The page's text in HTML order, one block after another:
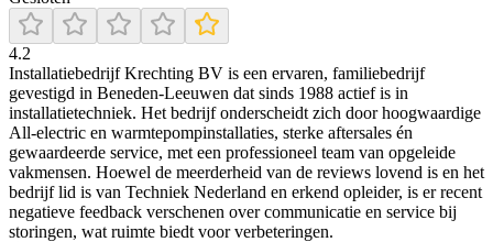
4.2
Installatiebedrijf Krechting BV is een ervaren, familiebedrijf
gevestigd in Beneden‑Leeuwen dat sinds 1988 actief is in
installatietechniek. Het bedrijf onderscheidt zich door hoogwaardige
All‑electric en warmtepompinstallaties, sterke aftersales én
gewaardeerde service, met een professioneel team van opgeleide
vakmensen. Hoewel de meerderheid van de reviews lovend is en het
bedrijf lid is van Techniek Nederland en erkend opleider, is er recent
negatieve feedback verschenen over communicatie en service bij
storingen, wat ruimte biedt voor verbeteringen.